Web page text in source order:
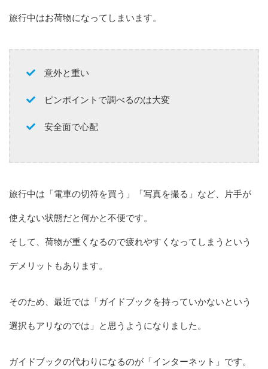
旅行中はお荷物になってしまいます。
意外と重い
ピンポイントで調べるのは大変
安全面で心配
旅行中は「電車の切符を買う」「写真を撮る」など、片手が
使えない状態だと何かと不便です。
そして、荷物が重くなるので疲れやすくなってしまうという
デメリットもあります。
そのため、最近では「ガイドブックを持っていかないという
選択もアリなのでは」と思うようになりました。
ガイドブックの代わりになるのが「インターネット」です。